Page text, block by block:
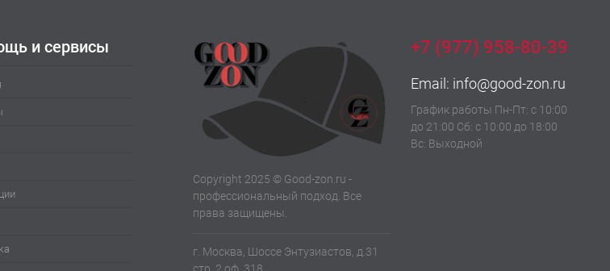
и сервисы
Copyright 2025 © Good-zon.ru -
профессиональный подход. Все
права защищены.
г. Москва, Шоссе Энтузиастов, д.31
+7 (977) 958-80-39
Email: info@good-zon.ru
График работы Пн-Пт: с 10:00
до 21:00 Сб: с 10:00 до 18:00
Вс: Выходной